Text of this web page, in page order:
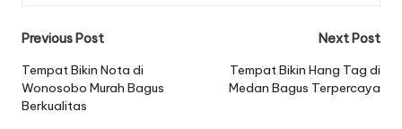
Post
navigation
Previous Post
Tempat Bikin Nota di
Wonosobo Murah Bagus
Berkualitas
Next Post
Tempat Bikin Hang Tag di
Medan Bagus Terpercaya